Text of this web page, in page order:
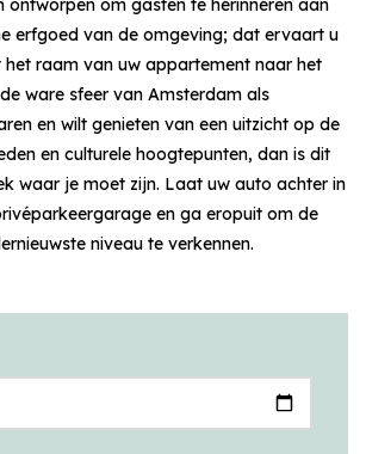
ontworpen om gasten te herinneren aan
erfgoed van de omgeving; dat ervaart u
raam van uw appartement naar het
ware sfeer van Amsterdam als
en wilt genieten van een uitzicht op de
en culturele hoogtepunten, dan is dit
waar je moet zijn. Laat uw auto achter in
en ga eropuit om de
niveau te verkennen.